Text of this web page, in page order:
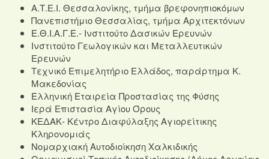
Α.Τ.Ε.Ι. Θεσσαλονίκης, τμήμα βρεφονηπιοκόμων
Πανεπιστήμιο Θεσσαλίας, τμήμα Αρχιτεκτόνων
Ε.Θ.Ι.Α.Γ.Ε.- Ινστιτούτο Δασικών Ερευνών
Ινστιτούτο Γεωλογικών και Μεταλλευτικών
Ερευνών
Τεχνικό Επιμελητήριο Ελλάδος, παράρτημα Κ.
Μακεδονίας
Ελληνική Εταιρεία Προστασίας της Φύσης
Ιερά Επιστασία Αγίου Όρους
ΚΕΔΑΚ- Κέντρο Διαφύλαξης Αγιορείτικης
Κληρονομιάς
Νομαρχιακή Αυτοδιοίκηση Χαλκιδικής